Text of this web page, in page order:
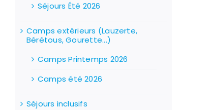
Séjours Été 2026
Camps extérieurs (Lauzerte,
Bérétous, Gourette...)
Camps Printemps 2026
Camps été 2026
Séjours inclusifs